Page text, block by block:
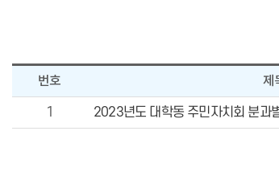
번호 제
1 2023년도 대학동 주민자치회 분과